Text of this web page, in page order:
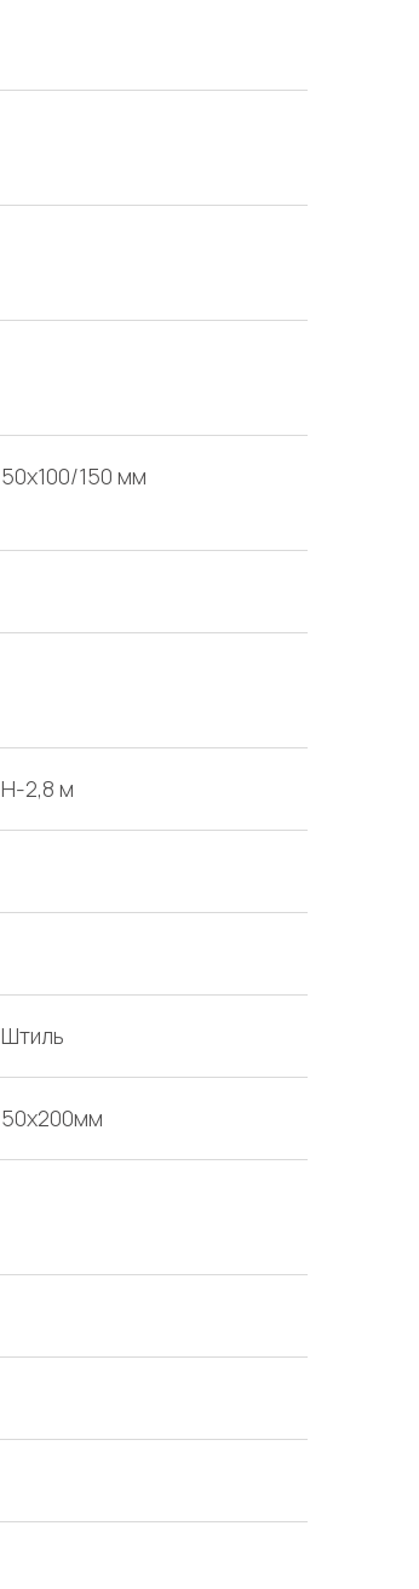
50х100/150 мм
H-2,8 м
Штиль
50х200мм